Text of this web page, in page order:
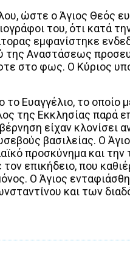
ώστε ο Άγιος Θεός
του, ότι κατά
εμφανίστηκε
της Αναστάσεως
στο φως. Ο Κύριος
Ευαγγέλιο, το οποίο
της Εκκλησίας παρά
είχαν κλονίσει
βασιλείας. Ο
προσκύνημα και
επικήδειο, που
Ο Άγιος
και των